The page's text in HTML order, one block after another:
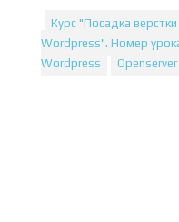
Курс "Посадка
Wordpress". Номер
Wordpress
Openserver